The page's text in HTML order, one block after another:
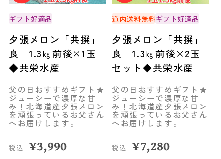
ギフト好適品
夕張メロン「共撰」
良 1.3㎏前後×1玉
◆共栄水産
父の日おすすめギフト★
ジューシーで濃厚な甘
み！北海道産夕張メロン
を頑張っているお父さん
へお届けします。
税込 ¥3,990
道内送料無料ギフト好適品
夕張メロン「共撰」
良 1.3㎏前後×2玉
セット◆共栄水産
父の日おすすめギフト★
ジューシーで濃厚な甘
み！北海道産夕張メロン
を頑張っているお父さん
へお届けします。
税込 ¥7,280